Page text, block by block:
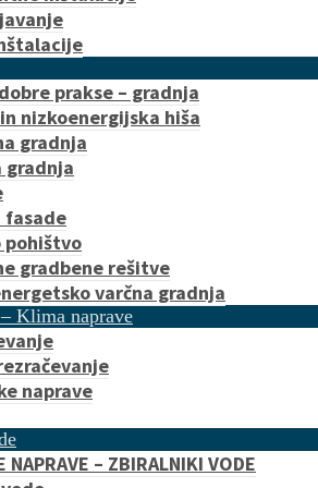
prakse – gradnja
nizkoenergijska hiša
gradnja
gradnja
fasade
pohištvo
gradbene rešitve
varčna gradnja
Klima naprave
naprave
NAPRAVE – ZBIRALNIKI VODE